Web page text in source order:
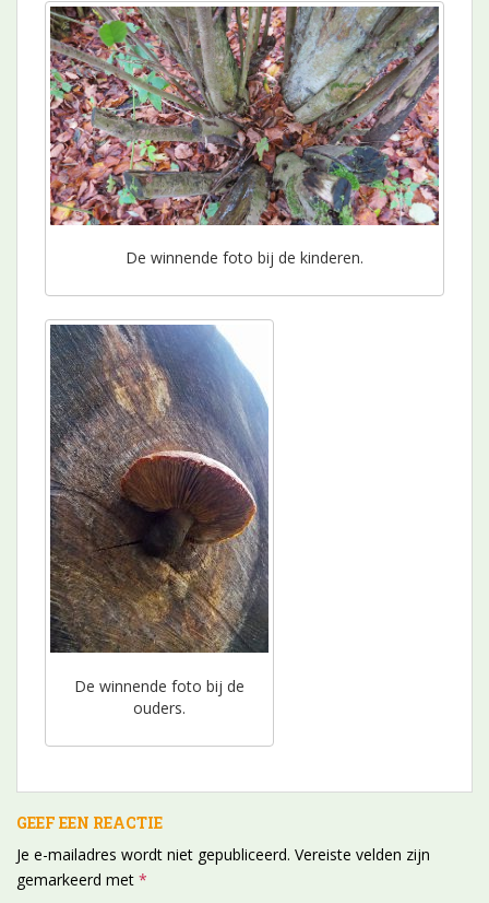
De winnende foto bij de kinderen.
De winnende foto bij de
ouders.
GEEF EEN REACTIE
Je e-mailadres wordt niet gepubliceerd. Vereiste velden zijn
gemarkeerd met *